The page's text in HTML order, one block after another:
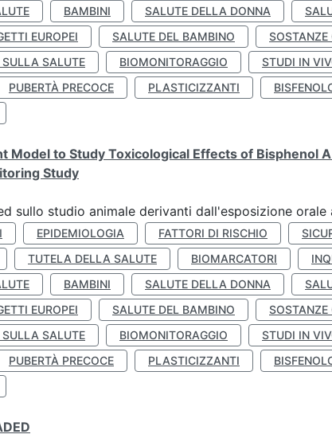
BAMBINI SALUTE DELLA DONNA
EUROPEI SALUTE DEL BAMBINO
SOSTANZE
SALUTE
BIOMONITORAGGIO STUDI IN
PUBERTÀ PRECOCE PLASTICIZZANTI
Model to Study Toxicological Effects of Bisphenol
Study
sullo studio animale derivanti dall'esposizione orale
EPIDEMIOLOGIA FATTORI DI RISCHIO
TUTELA DELLA SALUTE BIOMARCATORI
BAMBINI SALUTE DELLA DONNA
EUROPEI SALUTE DEL BAMBINO
SOSTANZE
SALUTE
BIOMONITORAGGIO STUDI IN
PUBERTÀ PRECOCE PLASTICIZZANTI